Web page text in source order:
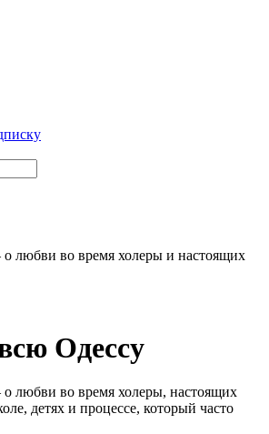
любви во время холеры и настоящих
Одессу
любви во время холеры, настоящих
детях и процессе, который часто